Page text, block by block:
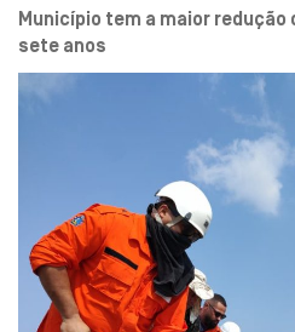
Município tem a maior redução
sete anos